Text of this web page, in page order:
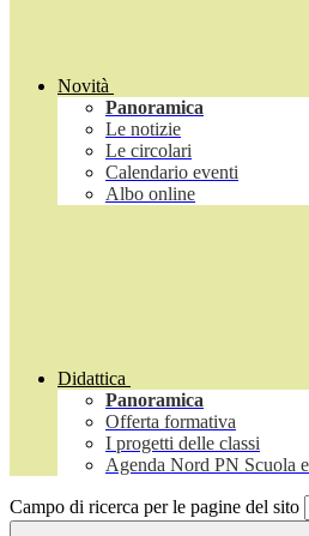
Novità
Panoramica
Le notizie
Le circolari
Calendario eventi
Albo online
Didattica
Panoramica
Offerta formativa
I progetti delle classi
Agenda Nord PN Scuola
Campo di ricerca per le pagine del sito